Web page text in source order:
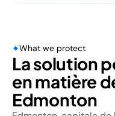
What we protect
La solution
en matière
Edmonton